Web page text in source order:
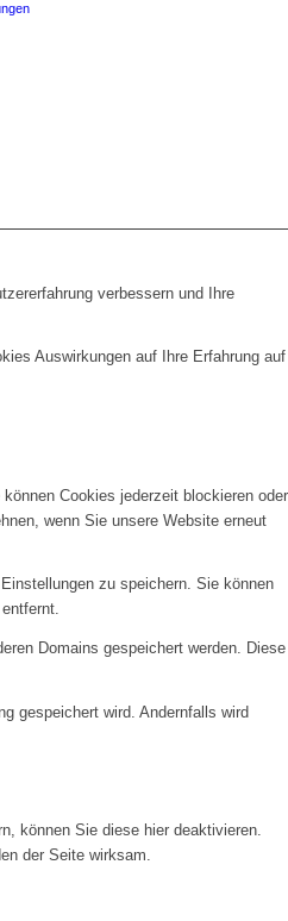
verbessern und Ihre
Auswirkungen auf Ihre Erfahrung auf
Cookies jederzeit blockieren oder
wenn Sie unsere Website erneut
zu speichern. Sie können
Domains gespeichert werden. Diese
gespeichert wird. Andernfalls wird
können Sie diese hier deaktivieren.
der Seite wirksam.